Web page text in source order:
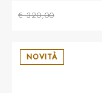
€ 320,00
NOVITÀ